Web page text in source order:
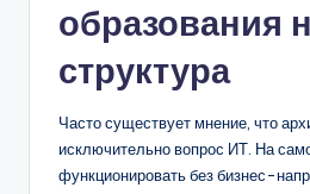
образования
структура
Часто существует мнение, что
исключительно вопрос ИТ. На
функционировать без бизнес-